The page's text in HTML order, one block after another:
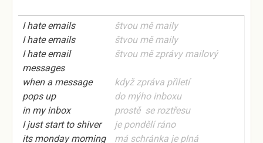
I hate emails
I hate emails
I hate email
messages
when a message
pops up
in my inbox
I just start to shiver
its monday morning
štvou mě maily
štvou mě maily
štvou mězprávy mailový
když zpráva přiletí
do mýho inboxu
prostě se roztřesu
je pondělí ráno
má schránka je plná